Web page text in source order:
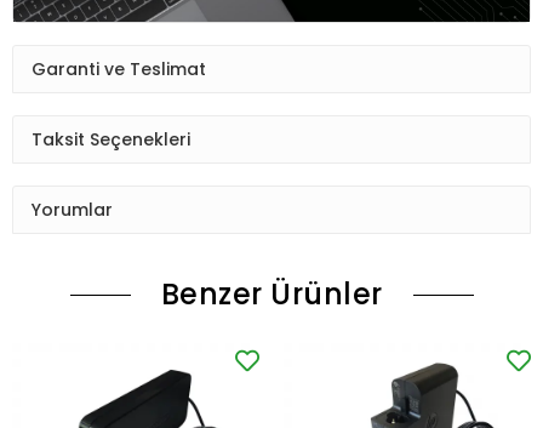
Garanti ve Teslimat
Taksit Seçenekleri
Yorumlar
Benzer Ürünler